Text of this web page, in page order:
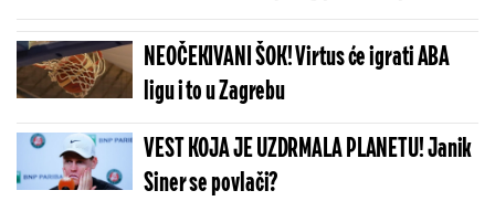
NEOČEKIVANI ŠOK! Virtus će igrati ABA
ligu i to u Zagrebu
VEST KOJA JE UZDRMALA PLANETU! Janik
Siner se povlači?